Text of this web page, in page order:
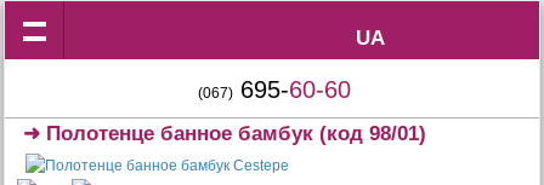
UA
UA
(067) 695-60-60
➜ Полотенце банное бамбук (код 98/01)